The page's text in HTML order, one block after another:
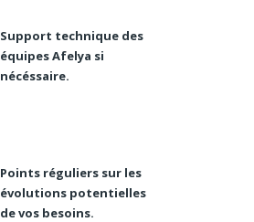
Support technique des
équipes Afelya si
nécéssaire.
Points réguliers sur les
évolutions potentielles
de vos besoins.